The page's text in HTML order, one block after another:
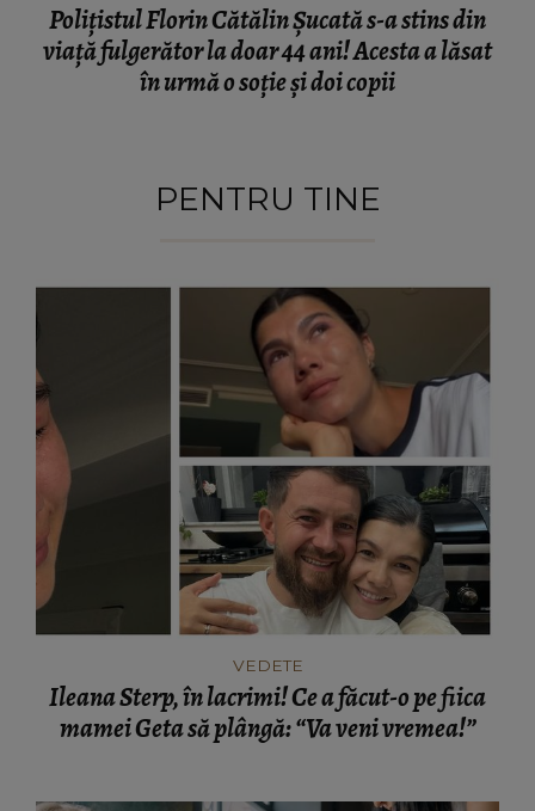
Polițistul Florin Cătălin Șucată s-a stins din
viață fulgerător la doar 44 ani! Acesta a lăsat
în urmă o soție și doi copii
PENTRU TINE
VEDETE
Ileana Sterp, în lacrimi! Ce a făcut-o pe fiica
mamei Geta să plângă: “Va veni vremea!”